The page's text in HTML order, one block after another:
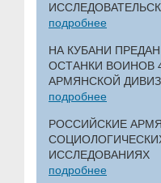
подробнее
НА КУБАНИ
ОСТАНКИ ВОИНОВ
АРМЯНСКОЙ
подробнее
РОССИЙСКИЕ
ИССЛЕДОВАНИЯХ
подробнее